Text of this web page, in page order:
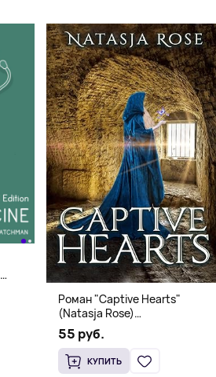
Роман "Captive Hearts"
(Natasja Rose)
Романтическое фэнтези
55 руб.
КУПИТЬ